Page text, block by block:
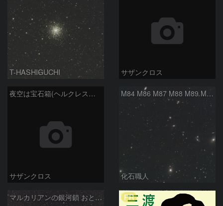
T-HASHIGUCHI サザンクロス
夜空は宝石箱(ヘルクレス座 M13) Seestar50
サザンクロス
M84 M86 M87 M88 M89 M90 M91 マルカリアンの銀河鎖 おとめ座 かみのけ座
化石職人
マルカリアンの銀河鎖 おとめ座・ かみのけ座の銀河 PR